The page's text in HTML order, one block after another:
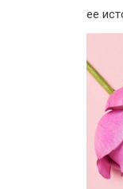
ее